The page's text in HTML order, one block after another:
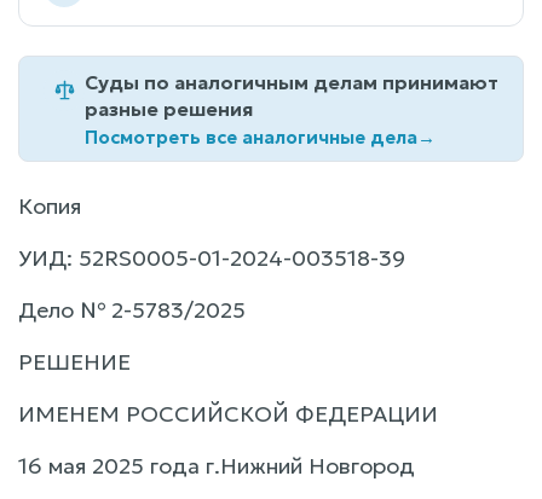
Суды по аналогичным делам принимают
разные решения
Посмотреть все аналогичные дела→
Копия
УИД: 52RS0005-01-2024-003518-39
Дело № 2-5783/2025
РЕШЕНИЕ
ИМЕНЕМ РОССИЙСКОЙ ФЕДЕРАЦИИ
16 мая 2025 года г.Нижний Новгород